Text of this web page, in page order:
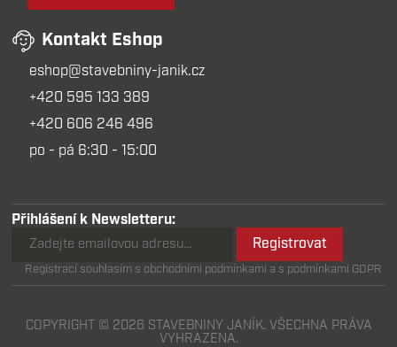
Kontakt Eshop
eshop@stavebniny-janik.cz
+420 595 133 389
+420 606 246 496
po - pá 6:30 - 15:00
Přihlášení k Newsletteru:
Registrovat
Registrací souhlasím s obchodními podmínkami a s podmínkami GDPR
COPYRIGHT © 2026 STAVEBNINY JANÍK. VŠECHNA PRÁVA
VYHRAZENA.